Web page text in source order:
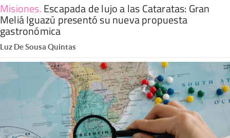
Misiones.Escapada de lujo a las Cataratas: Gran
Meliá Iguazú presentó su nueva propuesta
gastronómica
Luz De Sousa Quintas